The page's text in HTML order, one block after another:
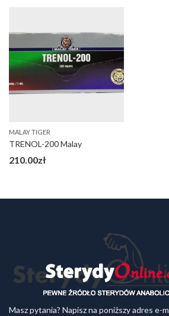
MALAY TIGER
TRENOL-200 Malay
210.00zł
Masz pytania? Napisz na poniższy adres e-